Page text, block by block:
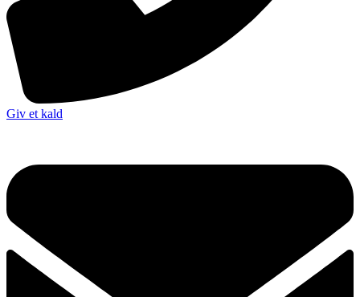
Giv et kald